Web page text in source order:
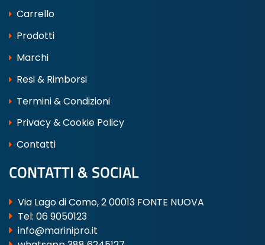
Carrello
Prodotti
Marchi
Resi & Rimborsi
Termini & Condizioni
Privacy & Cookie Policy
Contatti
CONTATTI & SOCIAL
Via Lago di Como, 2 00013 FONTE NUOVA
Tel: 06 9050123
info@marinipro.it